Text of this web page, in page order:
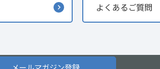
よくあるご質問